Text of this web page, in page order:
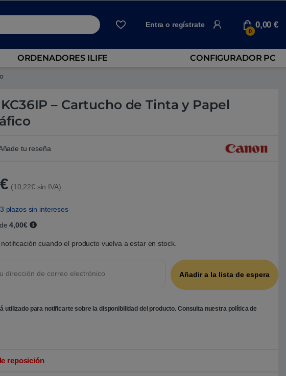
Entra o regístrate
0
0,00€
ORDENADORES ILIFE CONFIGURADOR PC
– Cartucho de Tinta y Papel
tu reseña
€ (10,22€ sin IVA)
plazos sin intereses
4,00€
cuando el producto vuelva a estar en stock.
utilizado para notificarte sobre la disponibilidad del producto. Consulta nuestra política de
reposición